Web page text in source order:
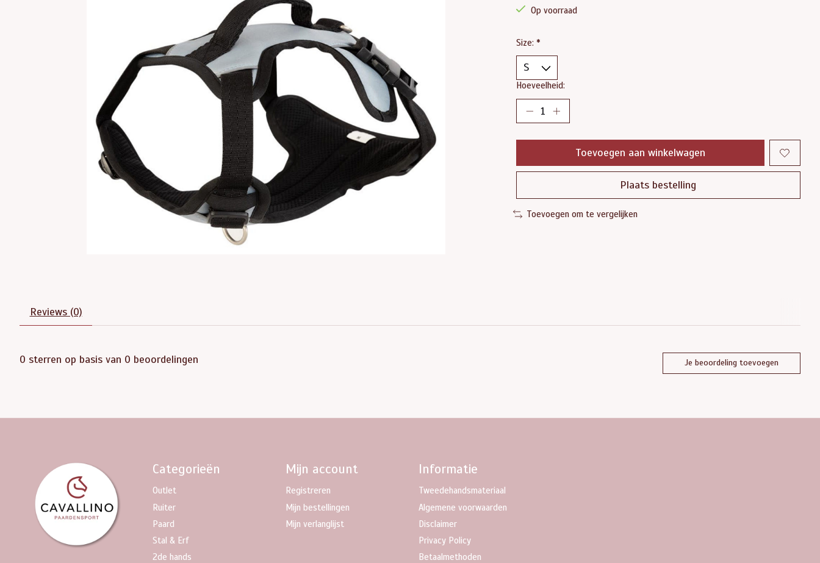
Op voorraad
Size: *
Hoeveelheid:
Toevoegen aan winkelwagen
Plaats bestelling
Toevoegen om te vergelijken
Reviews (0)
0 sterren op basis van 0 beoordelingen Je beoordeling toevoegen
Categorieën
Outlet
Ruiter
Paard
Stal & Erf
2de hands
Mijn account
Registreren
Mijn bestellingen
Mijn verlanglijst
Informatie
Tweedehandsmateriaal
Algemene voorwaarden
Disclaimer
Privacy Policy
Betaalmethoden